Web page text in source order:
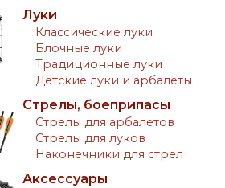
Луки
Классические луки
Блочные луки
Традиционные луки
Детские луки и арбалеты
Стрелы, боеприпасы
Стрелы для арбалетов
Стрелы для луков
Наконечники для стрел
Аксессуары